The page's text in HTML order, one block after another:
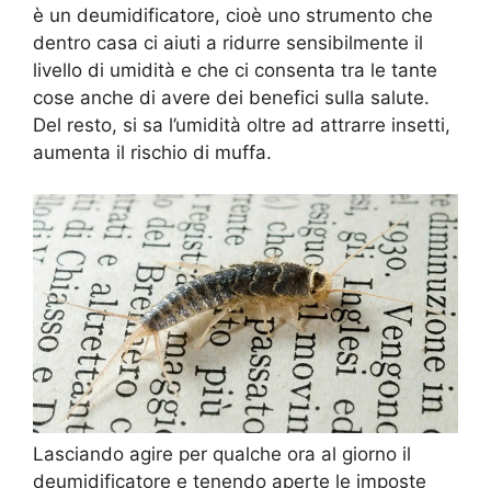
è un deumidificatore, cioè uno strumento che
dentro casa ci aiuti a ridurre sensibilmente il
livello di umidità e che ci consenta tra le tante
cose anche di avere dei benefici sulla salute.
Del resto, si sa l’umidità oltre ad attrarre insetti,
aumenta il rischio di muffa.
Lasciando agire per qualche ora al giorno il
deumidificatore e tenendo aperte le imposte